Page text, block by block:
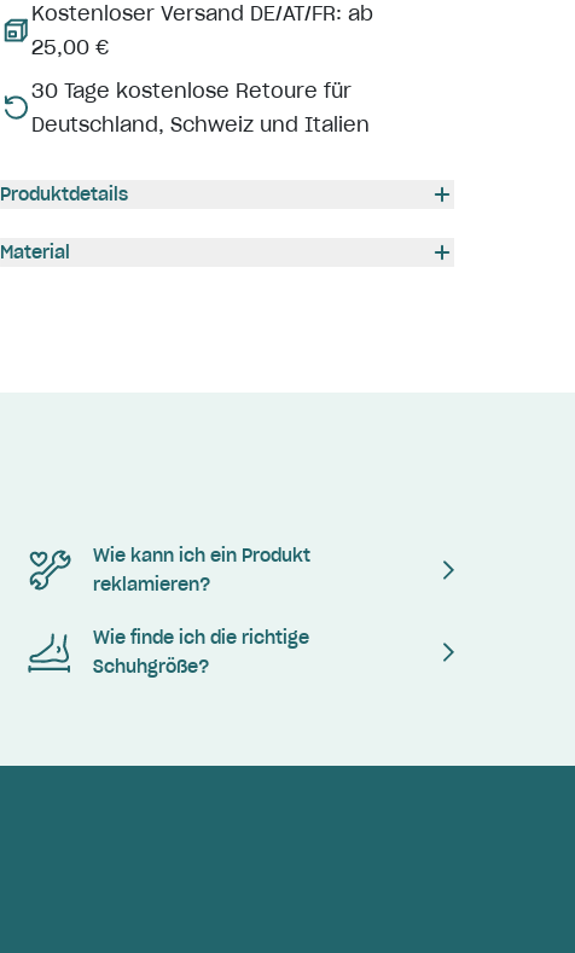
Kostenloser Versand DE/AT/FR: ab
25,00 €
30 Tage kostenlose Retoure für
Deutschland, Schweiz und Italien
Produktdetails
Material
Wie kann ich ein Produkt
reklamieren?
Wie finde ich die richtige
Schuhgröße?